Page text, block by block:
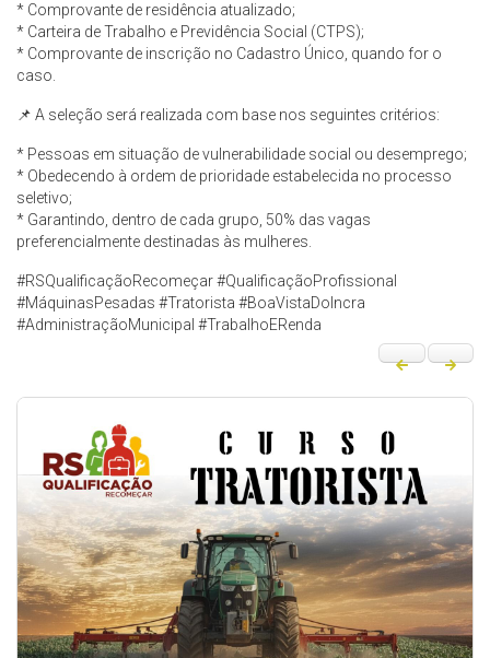
* Comprovante de residência atualizado;
* Carteira de Trabalho e Previdência Social (CTPS);
* Comprovante de inscrição no Cadastro Único, quando for o
caso.
📌 A seleção será realizada com base nos seguintes critérios:
* Pessoas em situação de vulnerabilidade social ou desemprego;
* Obedecendo à ordem de prioridade estabelecida no processo
seletivo;
* Garantindo, dentro de cada grupo, 50% das vagas
preferencialmente destinadas às mulheres.
#RSQualificaçãoRecomeçar #QualificaçãoProfissional
#MáquinasPesadas #Tratorista #BoaVistaDoIncra
#AdministraçãoMunicipal #TrabalhoERenda